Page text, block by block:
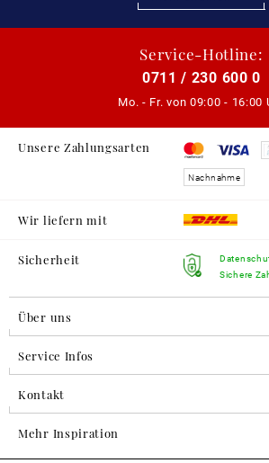
Service-Hotline:
0711 / 230 600 0
Mo. - Fr. von 09:00 - 16:00
Unsere Zahlungsarten
Nachnahme
Wir liefern mit
Sicherheit
Sichere
Über uns
Service Infos
Kontakt
Mehr Inspiration